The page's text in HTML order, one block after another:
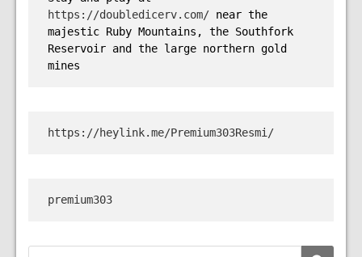
https://doubledicerv.com/ near the
majestic Ruby Mountains, the Southfork
Reservoir and the large northern gold
mines
https://heylink.me/Premium303Resmi/
premium303